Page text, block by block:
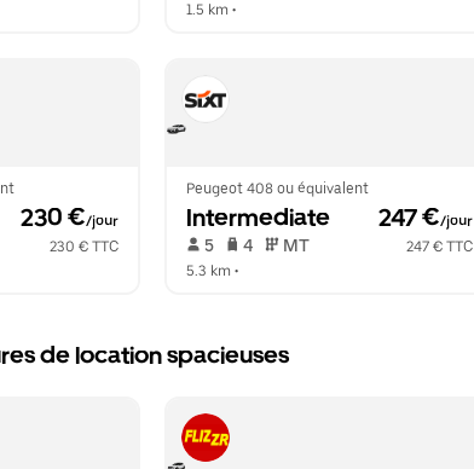
1.5 km •
230 €/jour
230 € TTC
Peugeot 408 ou équivalent
Intermediate 247 €/jour
5 4 MT
247 € TTC
5.3 km •
de location spacieuses